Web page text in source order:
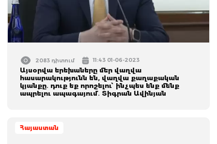
2083 դիտում 11:43 01-06-2023
Այսօրվա երեխաները մեր վաղվա
հասարակությունն են, վաղվա քաղաքական
կյանքը․ դուք եք որոշելու՝ ինչպես ենք մենք
ապրելու ապագայում․ Տիգրան Ավինյան
Հայաստան